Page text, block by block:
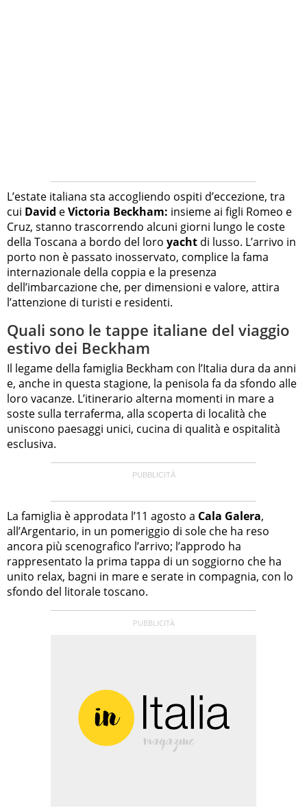
L’estate italiana sta accogliendo ospiti d’eccezione, tra
cui David eVictoria Beckham: insieme ai figli Romeo e
Cruz, stanno trascorrendo alcuni giorni lungo le coste
della Toscana a bordo del loro yacht di lusso. L’arrivo in
porto non è passato inosservato, complice la fama
internazionale della coppia e la presenza
dell’imbarcazione che, per dimensioni e valore, attira
l’attenzione di turisti e residenti.
Quali sono le tappe italiane del viaggio
estivo dei Beckham
Il legame della famiglia Beckham con l’Italia dura da anni
e, anche in questa stagione, la penisola fa da sfondo alle
loro vacanze. L’itinerario alterna momenti in mare a
soste sulla terraferma, alla scoperta di località che
uniscono paesaggi unici, cucina di qualità e ospitalità
esclusiva.
La famiglia è approdata l’11 agosto a Cala Galera,
all’Argentario, in un pomeriggio di sole che ha reso
ancora più scenografico l’arrivo; l’approdo ha
rappresentato la prima tappa di un soggiorno che ha
unito relax, bagni in mare e serate in compagnia, con lo
sfondo del litorale toscano.